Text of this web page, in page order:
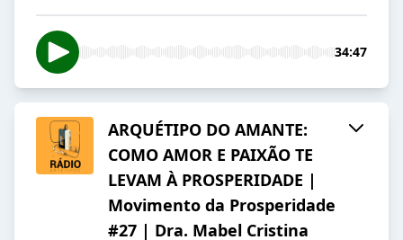
34:47
ARQUÉTIPO DO AMANTE:
COMO AMOR E PAIXÃO TE
LEVAM À PROSPERIDADE |
Movimento da Prosperidade
#27 | Dra. Mabel Cristina